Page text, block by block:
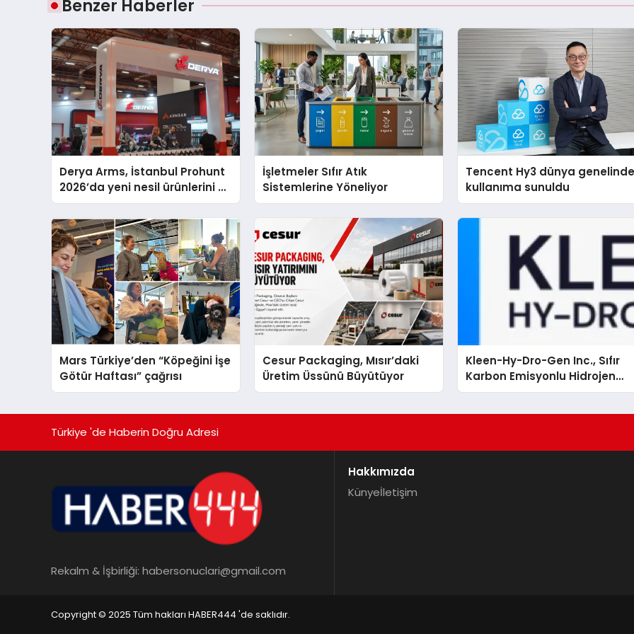
Benzer Haberler
Derya Arms, İstanbul Prohunt
2026’da yeni nesil ürünlerini ve
global marka vizyonunu
sergiledi
İşletmeler Sıfır Atık
Sistemlerine Yöneliyor
Tencent Hy3 dünya
kullanıma sunuldu
Mars Türkiye’den “Köpeğini İşe
Götür Haftası” çağrısı
Cesur Packaging, Mısır’daki
Üretim Üssünü Büyütüyor
Kleen-Hy-Dro-Gen Inc., Sıfır
Karbon Emisyonlu Hidrojen
Isıtma Teknolojisinde ISO ve
Türkiye 'de Haberin Doğru Adresi
Rekalm & İşbirliği: habersonuclari@gmail.com
Hakkımızda
Künyeİletişim
Copyright © 2025 Tüm hakları HABER444 'de saklıdır.